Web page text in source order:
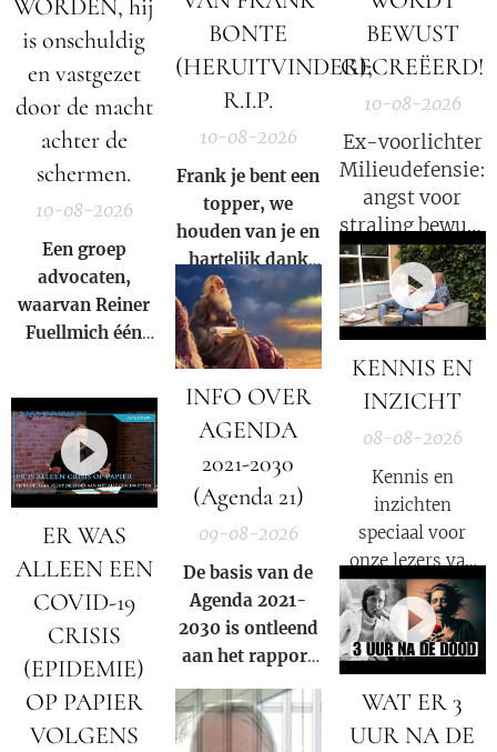
WORDEN, hij
is onschuldig
en vastgezet
door de macht
achter de
schermen.
10-08-2026
Een groep
advocaten,
waarvan Reiner
Fuellmich één
voor om de WHO
en enkele van
zijn partners aan
te klagen omdat
zij 'de wereld
over de ernst van
de corona-
uitbraak'.
BONTE
(HERUITVINDER);
R.I.P.
10-08-2026
Frank je bent een
topper, we
houden van je en
hartelijk dank
dat jij je kennis
met ons en de
gehele wereld
wilde delen.
BEWUST
GECREËERD!
10-08-2026
Ex-voorlichter
Milieudefensie:
angst voor
straling bewust
gecreëerd.
ER WAS
ALLEEN EEN
COVID-19
CRISIS
(EPIDEMIE)
OP PAPIER
VOLGENS
INFO OVER
AGENDA
2021-2030
(Agenda 21)
09-08-2026
De basis van de
Agenda 2021-
2030 is ontleend
aan het rapport
van declub van
Romeuit 1972.
KENNIS EN
INZICHT
08-08-2026
Kennis en
inzichten
speciaal voor
onze lezers van
De Nieuwe Media
en reizigers die
geïnteresseerd
zijn in alternatief
nieuws, dossiers,
bewustwording,
WAT ER 3
UUR NA DE